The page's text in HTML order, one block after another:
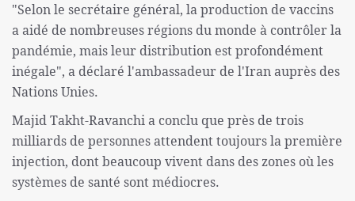
"Selon le secrétaire général, la production de vaccins
a aidé de nombreuses régions du monde à contrôler la
pandémie, mais leur distribution est profondément
inégale", a déclaré l'ambassadeur de l'Iran auprès des
Nations Unies.
Majid Takht-Ravanchi a conclu que près de trois
milliards de personnes attendent toujours la première
injection, dont beaucoup vivent dans des zones où les
systèmes de santé sont médiocres.